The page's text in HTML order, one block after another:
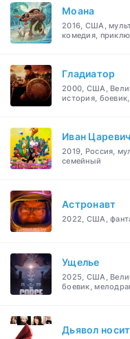
Моана
2016, США,
комедия,
Гладиатор
2000, США,
история,
Иван
2019, Россия,
семейный
Астронавт
2022, США,
Ущелье
2025, США,
боевик,
Дьявол